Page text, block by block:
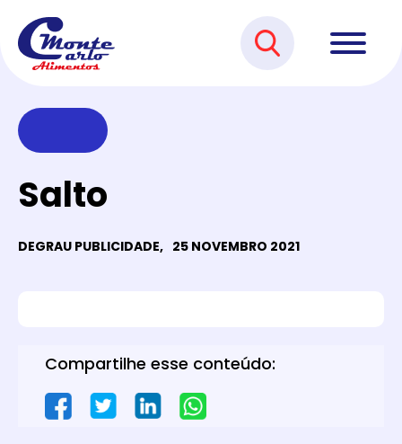
Salto
DEGRAU PUBLICIDADE, 25 NOVEMBRO 2021
Compartilhe esse conteúdo: